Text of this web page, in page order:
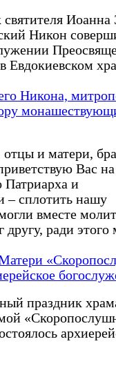
Иоанна
Никон
Евдокиевском
Никона,
и матери,
Вас
Патриарха и
– сплотить нашу
вместе
другу, ради
праздник